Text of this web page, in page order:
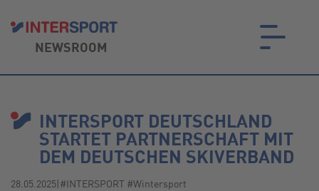
NEWSROOM
INTERSPORT DEUTSCHLAND
STARTET PARTNERSCHAFT MIT
DEM DEUTSCHEN SKIVERBAND
28.05.2025|#INTERSPORT #Wintersport